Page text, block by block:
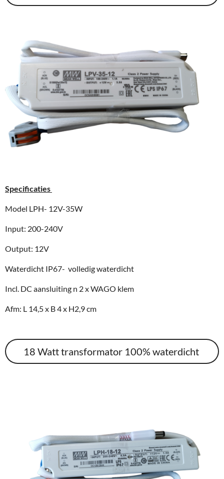
Specificaties
Model LPH- 12V-35W
Input: 200-240V
Output: 12V
Waterdicht IP67- volledig waterdicht
Incl. DC aansluiting n 2 x WAGO klem
Afm: L 14,5 x B 4 x H2,9 cm
18 Watt transformator 100% waterdicht